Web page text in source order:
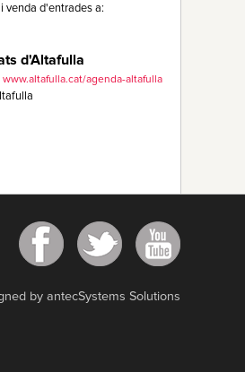
venda d'entrades a:
d'Altafulla
agenda-altafulla
by antecSystems Solutions